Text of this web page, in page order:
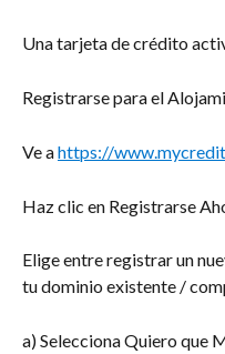
Una tarjeta de crédito
Registrarse para el
Ve a https://
Haz clic en Registrarse
Elige entre registrar un
tu dominio existente /
a) Selecciona Quiero que